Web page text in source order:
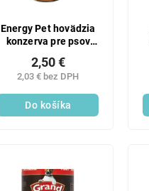
Energy Pet hovädzia
konzerva pre psov
2,03 € bez DPH
2,50 €
Do košíka